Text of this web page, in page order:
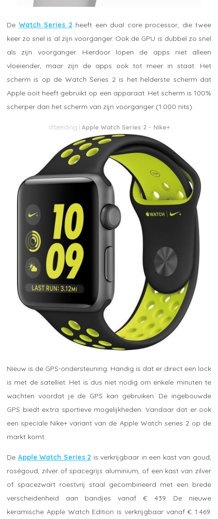
De Watch Series 2 heeft een dual core processor, die twee
keer zo snel is al zijn voorganger. Ook de GPU is dubbel zo snel
als zijn voorganger. Hierdoor lopen de apps niet alleen
vloeiender, maar zijn de apps ook tot meer in staat. Het
scherm is op de Watch Series 2 is het helderste scherm dat
Apple ooit heeft gebruikt op een apparaat. Het scherm is 100%
scherper dan het scherm van zijn voorganger (1.000 nits).
Apple Watch Series 2 - Nike+
Nieuw is de GPS-ondersteuning. Handig is dat er direct een lock
is met de satelliet. Het is dus niet nodig om enkele minuten te
wachten voordat je de GPS kan gebruiken. De ingebouwde
GPS biedt extra sportieve mogelijkheden. Vandaar dat er ook
een speciale Nike+ variant van de Apple Watch series 2 op de
markt komt.
De Apple Watch Series 2 is verkrijgbaar in een kast van goud,
roségoud, zilver of spacegrijs aluminium, of een kast van zilver
of spacezwart roestvrij staal gecombineerd met een brede
verscheidenheid aan bandjes vanaf € 439. De nieuwe
keramische Apple Watch Edition is verkrijgbaar vanaf € 1.469.